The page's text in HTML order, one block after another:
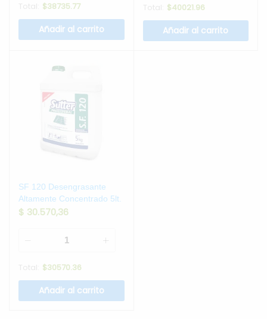
$38735.77
Añadir al carrito
$40021.96
Añadir al carrito
SF 120 Desengrasante
Altamente Concentrado 5lt.
$ 30.570,36
$30570.36
Añadir al carrito